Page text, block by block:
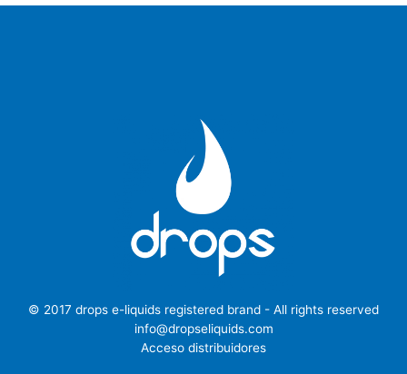
© 2017 drops e-liquids registered brand - All rights reserved
info@dropseliquids.com
Acceso distribuidores